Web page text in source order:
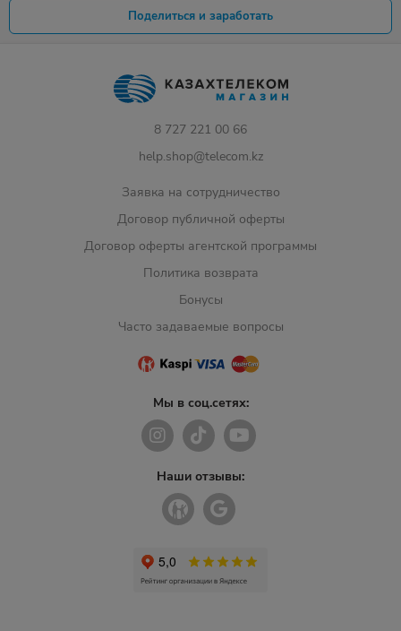
Поделиться и заработать
8 727 221 00 66
help.shop@telecom.kz
Заявка на сотрудничество
Договор публичной оферты
Договор оферты агентской программы
Политика возврата
Бонусы
Часто задаваемые вопросы
Мы в соц.сетях:
Наши отзывы: